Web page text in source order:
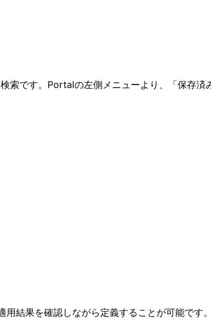
索です。Portalの左側メニューより、「保存済
結果を確認しながら定義することが可能です。